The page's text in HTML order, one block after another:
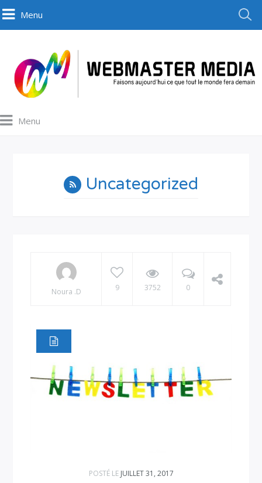
Menu
Menu
Uncategorized
Noura .D 9 3752 0
POSTÉ LE JUILLET 31, 2017